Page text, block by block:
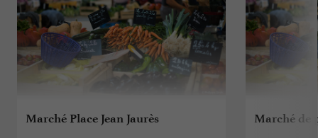
Marché Place Jean Jaurès Marché de